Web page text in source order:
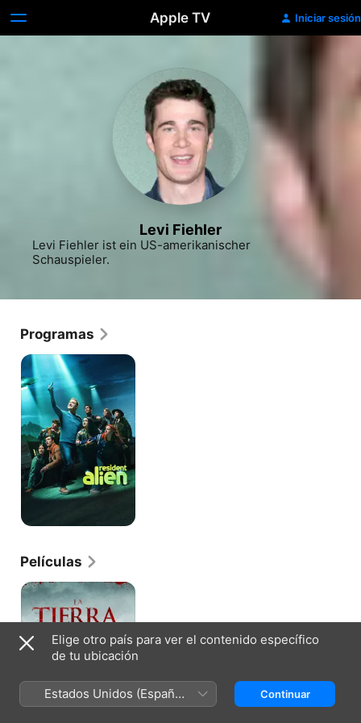
Apple TV Iniciar sesión
Levi Fiehler
Levi Fiehler ist ein US-amerikanischer
Schauspieler.
Programas
Resident
Alien
Películas
La
Tierra
de
Lobos Elige otro país para ver el contenido específico
de tu ubicación
Estados Unidos (Español
México)
Continuar